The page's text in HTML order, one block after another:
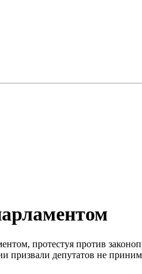
протестуя против
депутатов не